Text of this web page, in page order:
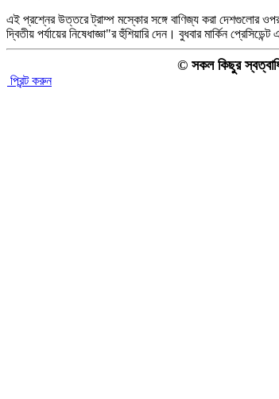
এই প্রশ্নের উত্তরে ট্রাম্প মস্কোর সঙ্গে বাণিজ্য করা দেশগুলোর
দ্বিতীয় পর্যায়ের নিষেধাজ্ঞা"র হুঁশিয়ারি দেন। বুধবার মার্কিন প্রেসিডেন্ট
© সকল কিছুর
প্রিন্ট করুন